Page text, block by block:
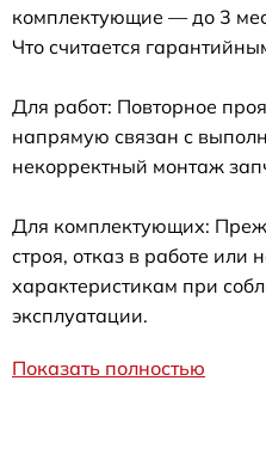
комплектующие — до 3
Что считается
Для работ: Повторное
напрямую связан с
некорректный монтаж
Для комплектующих:
строя, отказ в работе или
характеристикам при
эксплуатации.
Показать полностью